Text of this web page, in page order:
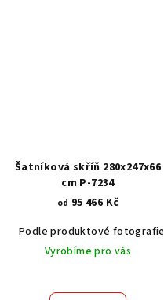
Šatníková skříň 280x247x66
cm P-7234
od 95 466 Kč
Podle produktové fotografie
Vyrobíme pro vás